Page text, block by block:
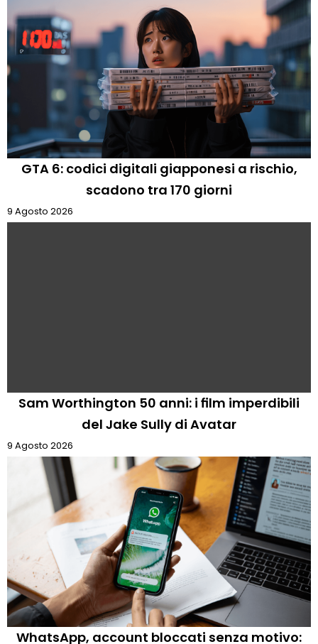
GTA 6: codici digitali giapponesi a rischio,
scadono tra 170 giorni
9 Agosto 2026
Sam Worthington 50 anni: i film imperdibili
del Jake Sully di Avatar
9 Agosto 2026
WhatsApp, account bloccati senza motivo: